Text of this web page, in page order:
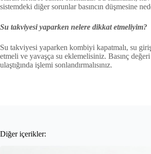
sistemdeki diğer sorunlar basıncın düşmesine
Su takviyesi yaparken nelere dikkat etmeliyim?
Su takviyesi yaparken kombiyi kapatmalı, su
etmeli ve yavaşça su eklemelisiniz. Basınç değeri
ulaştığında işlemi sonlandırmalısınız.
Diğer içerikler: